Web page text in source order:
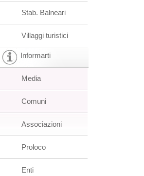
Stab. Balneari
Villaggi turistici
Informarti
Media
Comuni
Associazioni
Proloco
Enti